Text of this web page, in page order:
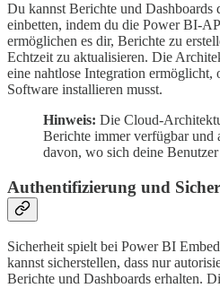
Du kannst Berichte und
einbetten, indem du die Power BI-
ermöglichen es dir, Berichte zu
Echtzeit zu aktualisieren. Die
eine nahtlose Integration ermöglicht,
Software installieren musst.
Hinweis: Die Cloud-
Berichte immer verfügbar und
davon, wo sich deine
Authentifizierung und
Sicherheit spielt bei Power BI
kannst sicherstellen, dass nur
Berichte und Dashboards erhalten.